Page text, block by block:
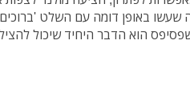
שעשו באופן דומה עם השלט
הוא הדבר היחיד שיכול